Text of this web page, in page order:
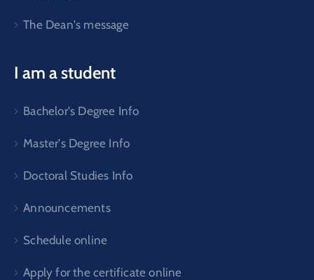
The Dean's message
I am a student
Bachelor's Degree Info
Master's Degree Info
Doctoral Studies Info
Announcements
Schedule online
Apply for the certificate online